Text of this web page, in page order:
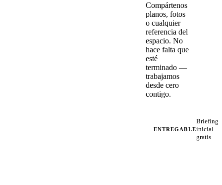
Compártenos
planos, fotos
o cualquier
referencia del
espacio. No
hace falta que
esté
terminado —
trabajamos
desde cero
contigo.
ENTREGABLE
Briefing
inicial
gratis